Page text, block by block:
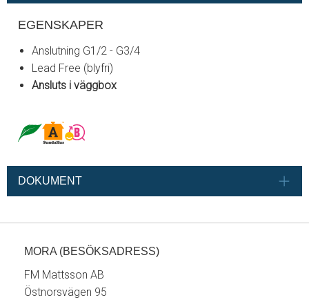
EGENSKAPER
Anslutning G1/2 - G3/4
Lead Free (blyfri)
Ansluts i väggbox
DOKUMENT
MORA (BESÖKSADRESS)
FM Mattsson AB
Östnorsvägen 95